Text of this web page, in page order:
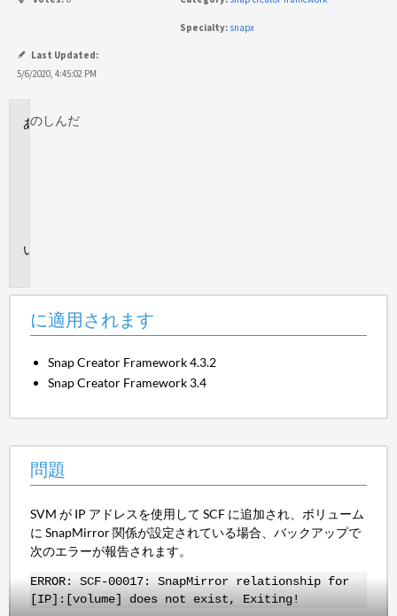
Specialty: snapx
Last Updated:
5/6/2020, 4:45:02 PM
に
のしんだ
に適用されます
Snap Creator Framework 4.3.2
Snap Creator Framework 3.4
問題
SVM が IP アドレスを使用して SCF に追加され、ボリューム
に SnapMirror 関係が設定されている場合、バックアップで
次のエラーが報告されます。
ERROR: SCF-00017: SnapMirror relationship for
[IP]:[volume] does not exist, Exiting!